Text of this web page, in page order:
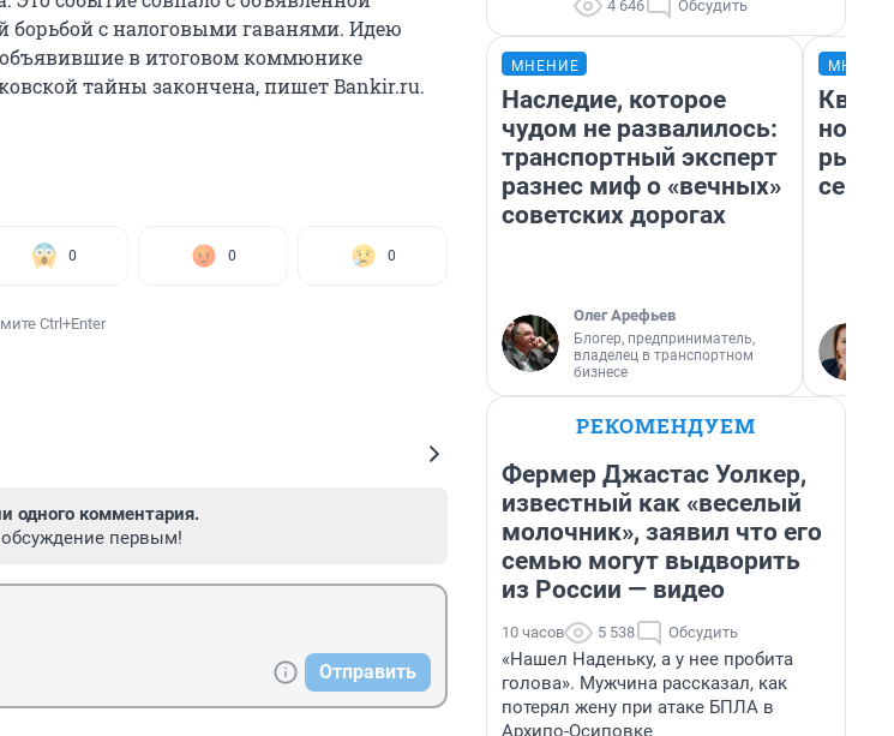
с налоговыми гаванями. Идею
в итоговом коммюнике
тайны закончена, пишет Bankir.ru.
0 0 0
Ctrl+Enter
одного комментария.
первым!
Отправить
4 646 Обсудить
МНЕНИЕ
Наследие, которое
чудом не развалилось:
транспортный эксперт
разнес миф о «вечных»
советских дорогах
Олег Арефьев
Блогер, предприниматель,
владелец в транспортном
бизнесе
но
РЕКОМЕНДУЕМ
Фермер Джастас Уолкер,
известный как «веселый
молочник», заявил что его
семью могут выдворить
из России — видео
10 часов 5 538 Обсудить
«Нашел Наденьку, а у нее пробита
голова». Мужчина рассказал, как
потерял жену при атаке БПЛА в
Архипо-Осиповке